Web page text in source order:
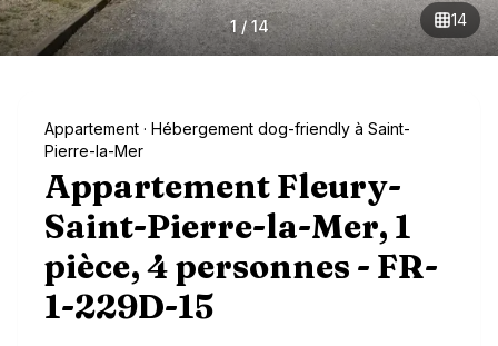
1/14 14
Appartement · Hébergement dog-friendly à Saint-
Pierre-la-Mer
Appartement Fleury-
Saint-Pierre-la-Mer, 1
pièce, 4 personnes - FR-
1-229D-15